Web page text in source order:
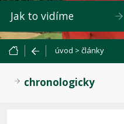
Jak to vidíme
úvod > články
chronologicky